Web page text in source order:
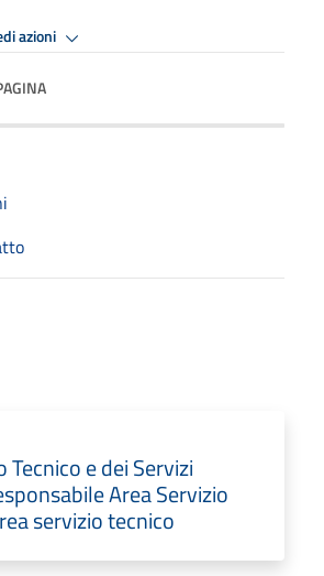
azioni
Tecnico e dei Servizi
Area Servizio
servizio tecnico